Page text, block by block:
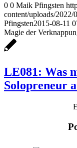
0 0 Maik Pfingsten
content/uploads/
Pfingsten2015-08-11
Magie der
LE081: Was
Solopreneur